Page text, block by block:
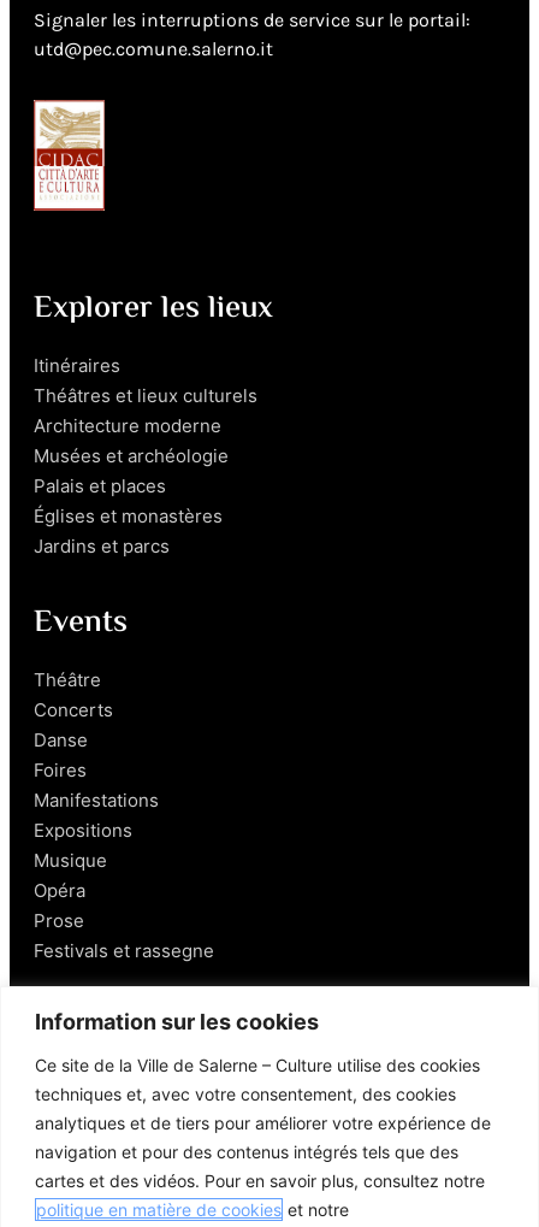
Information sur les cookies
Ce site de la Ville de Salerne – Culture utilise des cookies
techniques et, avec votre consentement, des cookies
analytiques et de tiers pour améliorer votre expérience de
navigation et pour des contenus intégrés tels que des
cartes et des vidéos. Pour en savoir plus, consultez notre
politique en matière de cookies et notre
Signaler les interruptions de service sur le portail:
utd@pec.comune.salerno.it
Explorer les lieux
Itinéraires
Théâtres et lieux culturels
Architecture moderne
Musées et archéologie
Palais et places
Églises et monastères
Jardins et parcs
Events
Théâtre
Concerts
Danse
Foires
Manifestations
Expositions
Musique
Opéra
Prose
Festivals et rassegne
Salerno
Personnages
Gastronomie et vins
Mobilité à Salerne
Lieux aux alentours
Liens utiles